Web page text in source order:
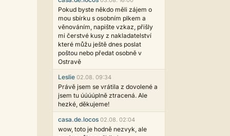
Pokud byste někdo měli zájem o
mou sbírku s osobním plkem a
věnováním, napište vzkaz, přišly
mi čerstvé kusy z nakladatelství
které můžu ještě dnes poslat
poštou nebo předat osobně v
Ostravě
Leslie 02.08. 09:34
Právě jsem se vrátila z dovolené a
jsem tu úúúúplně ztracená. Ale
hezké, děkujeme!
casa.de.locos 02.08. 02:04
wow, toto je hodně nezvyk, ale